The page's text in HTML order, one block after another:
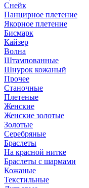
Снейк
Панцирное плетение
Якорное плетение
Бисмарк
Кайзер
Волна
Штампованные
Шнурок кожаный
Прочее
Станочные
Плетеные
Женские
Женские золотые
Золотые
Серебряные
Браслеты
На красной нитке
Браслеты с шармами
Кожаные
Текстильные